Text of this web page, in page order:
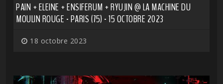
PAIN + ELEINE + ENSIFERUM + RYUJIN @ LA MACHINE DU
MOULIN ROUGE - PARIS (75) - 15 OCTOBRE 2023
18 octobre 2023